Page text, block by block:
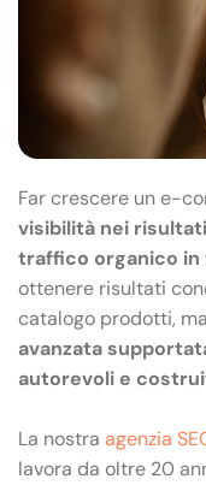
Far crescere un e-
visibilità nei
traffico organico in
ottenere risultati
catalogo prodotti,
avanzata
autorevoli e
La nostra agenzia
lavora da oltre 20